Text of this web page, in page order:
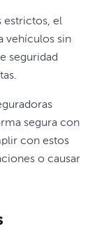
estrictos, el
vehículos sin
seguridad
segura con
con estos
o causar